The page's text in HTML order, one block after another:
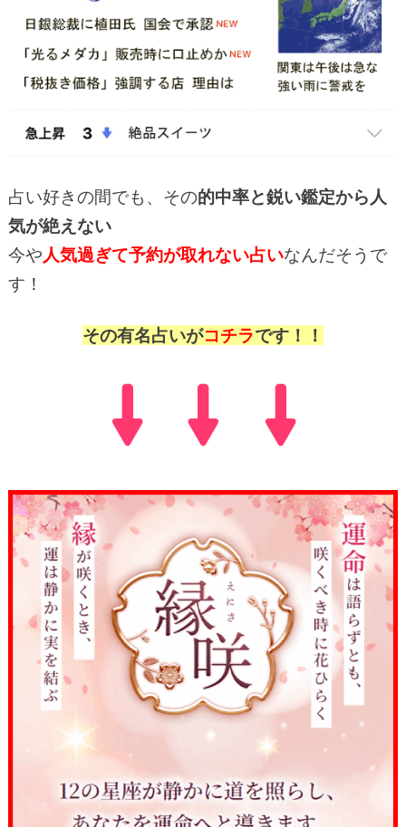
占い好きの間でも、その的中率と鋭い鑑定から人
気が絶えない
今や人気過ぎて予約が取れない占いなんだそうで
す！
その有名占いがコチラです！！